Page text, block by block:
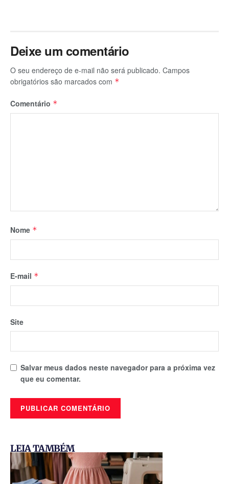
Deixe um comentário
O seu endereço de e-mail não será publicado. Campos
obrigatórios são marcados com *
Comentário *
Nome *
E-mail *
Site
Salvar meus dados neste navegador para a próxima vez
que eu comentar.
LEIA TAMBÉM